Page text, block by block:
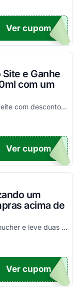
LUBE
Ver cupom
e Ganhe
com um
Garanta as melhores vantagens e aproveite com descontos incríveis na sua compra!
ONDE
Ver cupom
um
acima de
Nas compras acima de R$ 150, use o voucher e leve duas cerva grátis.
EJAS
Ver cupom